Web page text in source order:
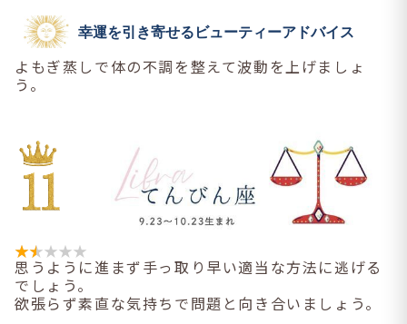
幸運を引き寄せるビューティーアドバイス
よもぎ蒸しで体の不調を整えて波動を上げましょ
う。
思うように進まず手っ取り早い適当な方法に逃げる
でしょう。
欲張らず素直な気持ちで問題と向き合いましょう。